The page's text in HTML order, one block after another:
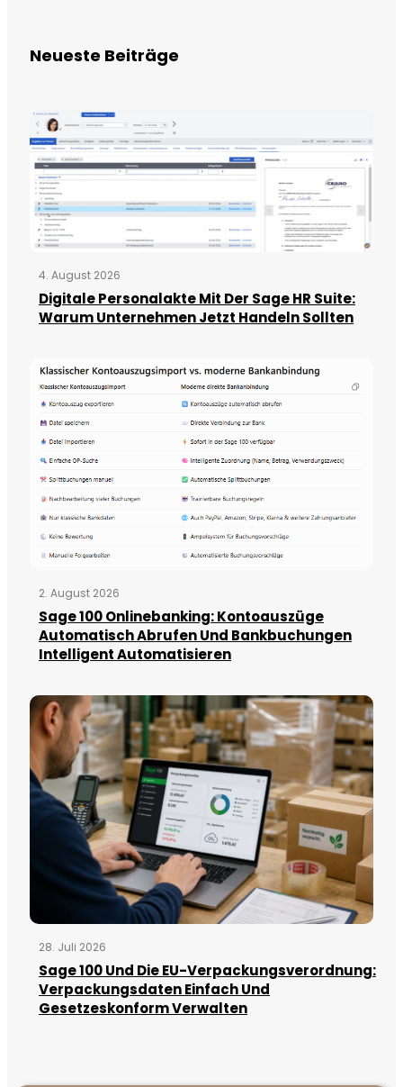
Neueste Beiträge
4. August 2026
Digitale Personalakte Mit Der Sage HR Suite:
Warum Unternehmen Jetzt Handeln Sollten
2. August 2026
Sage 100 Onlinebanking: Kontoauszüge
Automatisch Abrufen Und Bankbuchungen
Intelligent Automatisieren
28. Juli 2026
Sage 100 Und Die EU-Verpackungsverordnung:
Verpackungsdaten Einfach Und
Gesetzeskonform Verwalten